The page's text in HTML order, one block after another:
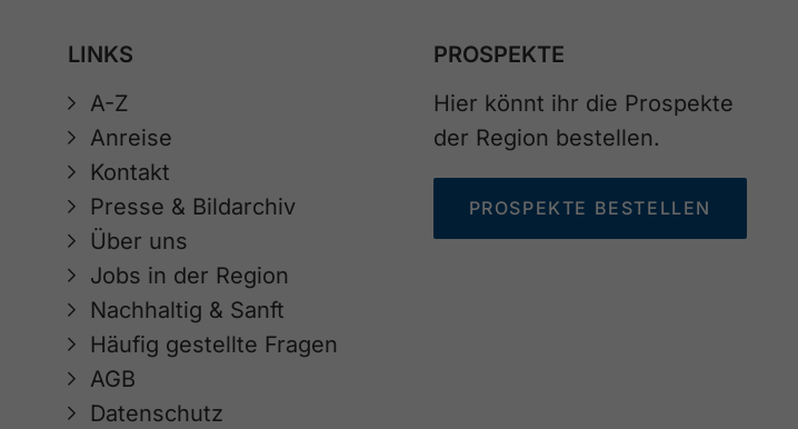
LINKS
A-Z
Anreise
Kontakt
Presse & Bildarchiv
Über uns
Jobs in der Region
Nachhaltig & Sanft
Häufig gestellte Fragen
AGB
Datenschutz
PROSPEKTE
Hier könnt ihr die Prospekte
der Region bestellen.
PROSPEKTE BESTELLEN